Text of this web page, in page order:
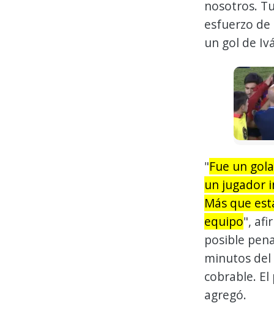
nosotros.
esfuerzo
un gol de
"Fue un
un jugador
Más que
equipo",
posible
minutos del
cobrable.
agregó.